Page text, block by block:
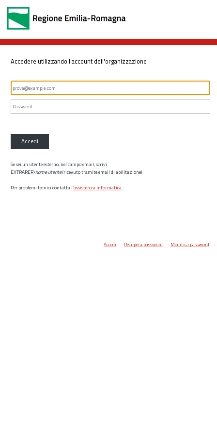
Accedere utilizzando l'account dell'organizzazione
Accedi
Se sei un utente esterno, nel campo email, scrivi
EXTRARER\nome utente(ricevuto tramite email di abilitazione)
Per problemi tecnici contatta l’assistenza informatica.
Accedi Recupera password Modifica password